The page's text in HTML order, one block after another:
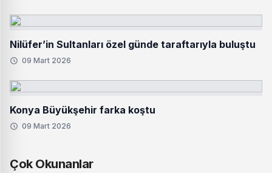
Nilüfer’in Sultanları özel günde taraftarıyla buluştu
09 Mart 2026
Konya Büyükşehir farka koştu
09 Mart 2026
Çok Okunanlar